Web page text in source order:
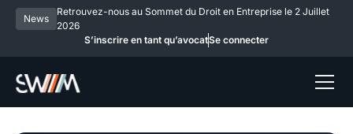
News
Retrouvez-nous au Sommet du Droit en Entreprise le 2 Juillet
2026
S’inscrire en tant qu’avocatSe connecter